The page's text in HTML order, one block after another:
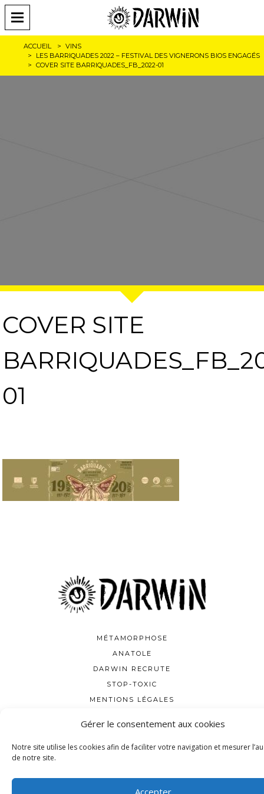
Gérer le consentement aux cookies
Notre site utilise les cookies afin de faciliter votre navigation et mesurer
de notre site.
Accepter
ACCUEIL
VINS
LES BARRIQUADES 2022 – FESTIVAL DES VIGNERONS BIOS ENGAGÉS
COVER SITE BARRIQUADES_FB_2022-01
COVER SITE
01
MÉTAMORPHOSE
ANATOLE
DARWIN RECRUTE
STOP-TOXIC
MENTIONS LÉGALES